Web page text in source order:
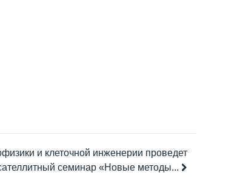
и клеточной инженерии проведет
семинар «Новые методы...